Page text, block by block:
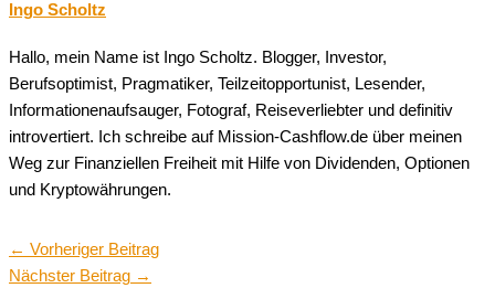
Ingo Scholtz
Hallo, mein Name ist Ingo Scholtz. Blogger, Investor,
Berufsoptimist, Pragmatiker, Teilzeitopportunist, Lesender,
Informationenaufsauger, Fotograf, Reiseverliebter und definitiv
introvertiert. Ich schreibe auf Mission-Cashflow.de über meinen
Weg zur Finanziellen Freiheit mit Hilfe von Dividenden, Optionen
und Kryptowährungen.
← Vorheriger Beitrag
Nächster Beitrag →